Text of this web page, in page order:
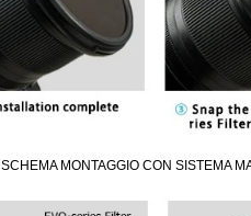
SCHEMA MONTAGGIO CON SISTEMA